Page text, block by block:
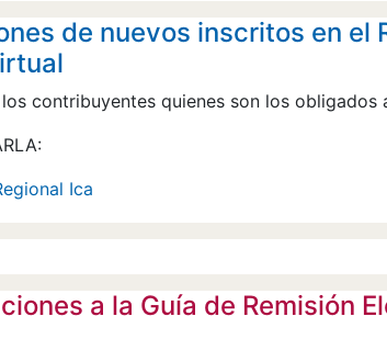
de nuevos inscritos en el
contribuyentes quienes son los
Ica
a la Guía de Remisión